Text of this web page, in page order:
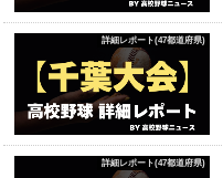
詳細レポート(47都道府県)
詳細レポート(47都道府県)